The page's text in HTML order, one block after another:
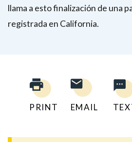
llama a esto finalización de una
registrada en California.
PRINT EMAIL